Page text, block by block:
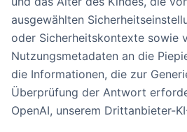
ausgewählten
oder Sicherheitskontexte sowie
Nutzungsmetadaten an die
die Informationen, die zur
Überprüfung der Antwort
OpenAI, unserem Drittanbieter-